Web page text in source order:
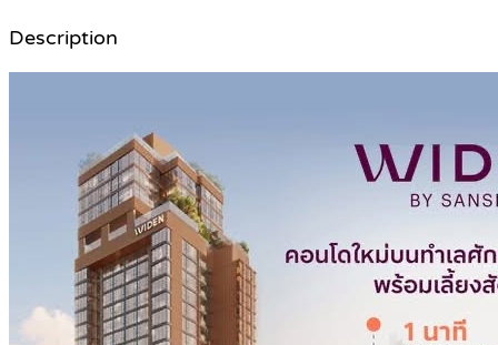
Description